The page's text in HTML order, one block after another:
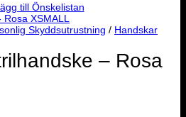
till Önskelistan
Skyddsutrustning / Handskar
– Rosa